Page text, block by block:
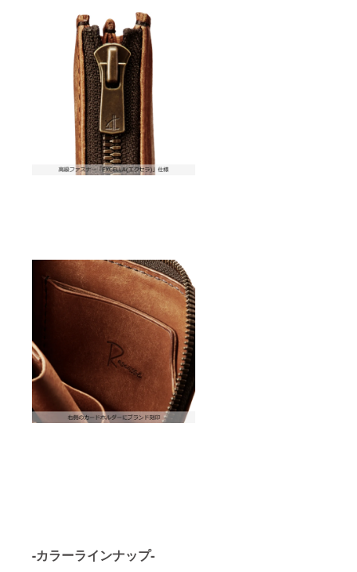
-カラーラインナップ-